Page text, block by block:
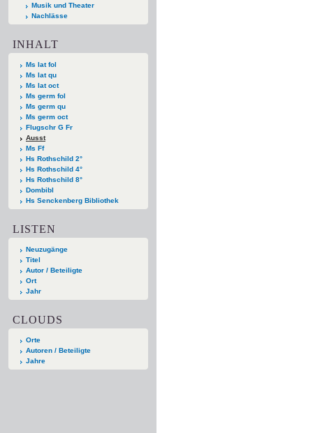
Musik und Theater
Nachlässe
INHALT
Ms lat fol
Ms lat qu
Ms lat oct
Ms germ fol
Ms germ qu
Ms germ oct
Flugschr G Fr
Ausst
Ms Ff
Hs Rothschild 2°
Hs Rothschild 4°
Hs Rothschild 8°
Dombibl
Hs Senckenberg Bibliothek
LISTEN
Neuzugänge
Titel
Autor / Beteiligte
Ort
Jahr
CLOUDS
Orte
Autoren / Beteiligte
Jahre